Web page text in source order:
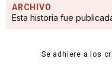
ARCHIVO
Esta historia fue
Se adhiere a los